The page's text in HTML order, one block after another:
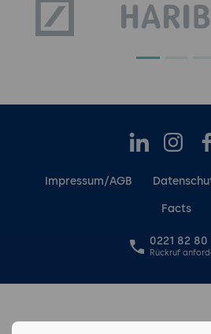
LinkedInInstagram
Impressum/AGB
Facts
0221 82 80
Rückruf